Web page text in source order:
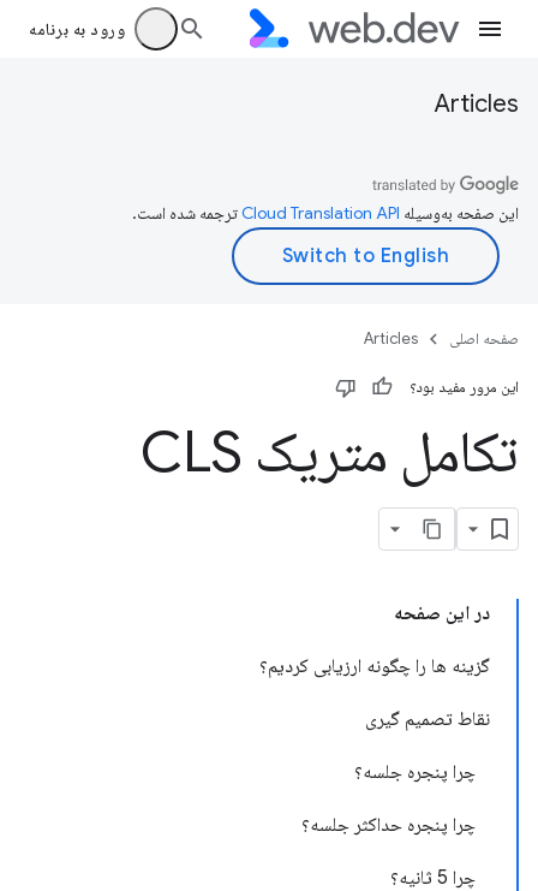
ورود به برنامه
Articles
این صفحه به‌وسیله ترجمه شده است.
صفحه اصلی Articles
این مرور مفید بود؟
تکامل متریک CLS
در این صفحه
گزینه ها را چگونه ارزیابی کردیم؟
نقاط تصمیم گیری
چرا پنجره جلسه؟
چرا پنجره حداکثر جلسه؟
چرا 5 ثانیه؟